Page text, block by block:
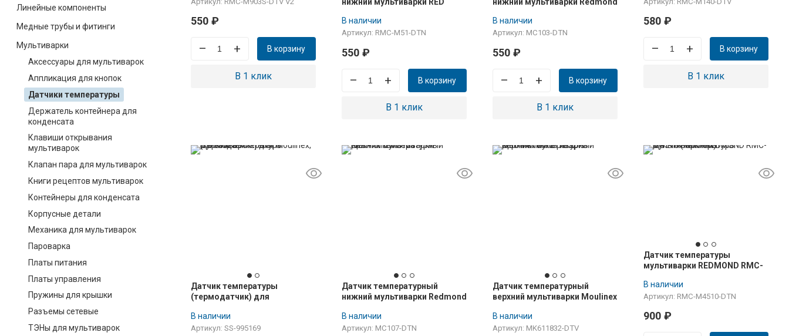
Линейные компоненты
Медные трубы и фитинги
Мультиварки
Аксессуары для мультиварок
Аппликация для кнопок
Датчики температуры
Держатель контейнера для
конденсата
Клавиши открывания
мультиварок
Клапан пара для мультиварок
Книги рецептов мультиварок
Контейнеры для конденсата
Корпусные детали
Механика для мультиварок
Пароварка
Платы питания
Платы управления
Пружины для крышки
Разъемы сетевые
ТЭНы для мультиварок
550 ₽
– + В корзину
В 1 клик
В наличии
Артикул: RMC-M51-DTN
550 ₽
– + В корзину
В 1 клик
В наличии
Артикул: MC103-DTN
550 ₽
– + В корзину
В 1 клик
580 ₽
– + В корзину
В 1 клик
Датчик температуры
(термодатчик) для
SS-995169
В наличии
Артикул: SS-995169
Датчик температурный
нижний мультиварки Redmond
В наличии
Артикул: MC107-DTN
Датчик температурный
верхний мультиварки Moulinex
В наличии
Артикул: MK611832-DTV
Датчик температуры
мультиварки REDMOND RMC-
В наличии
Артикул: RMC-M4510-DTN
900 ₽